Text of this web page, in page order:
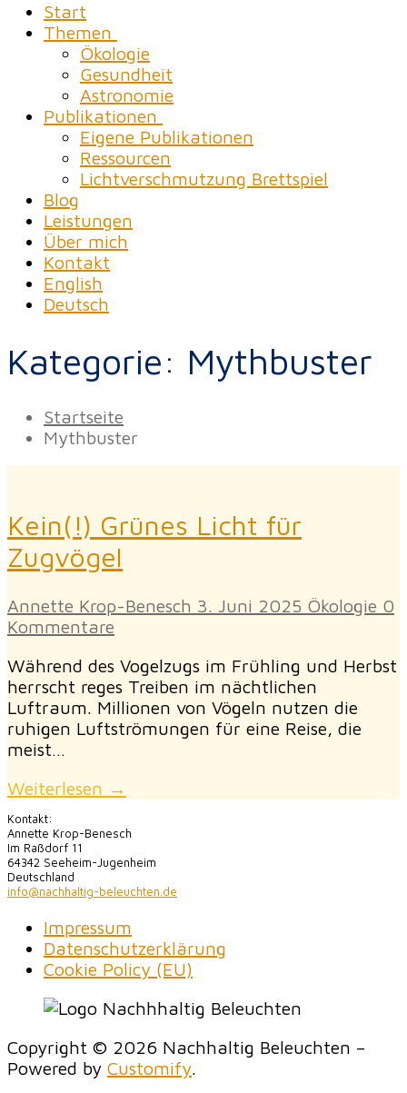
Start
Themen
Ökologie
Gesundheit
Astronomie
Publikationen
Eigene Publikationen
Ressourcen
Lichtverschmutzung Brettspiel
Blog
Leistungen
Über mich
Kontakt
English
Deutsch
Kategorie: Mythbuster
Startseite
Mythbuster
Kein(!) Grünes Licht für
Zugvögel
Annette Krop-Benesch 3. Juni 2025 Ökologie 0
Kommentare
Während des Vogelzugs im Frühling und Herbst
herrscht reges Treiben im nächtlichen
Luftraum. Millionen von Vögeln nutzen die
ruhigen Luftströmungen für eine Reise, die
meist…
Weiterlesen →
Kontakt:
Annette Krop-Benesch
Im Raßdorf 11
64342 Seeheim-Jugenheim
Deutschland
info@nachhaltig-beleuchten.de
Impressum
Datenschutzerklärung
Cookie Policy (EU)
Copyright © 2026 Nachhaltig Beleuchten –
Powered by Customify.